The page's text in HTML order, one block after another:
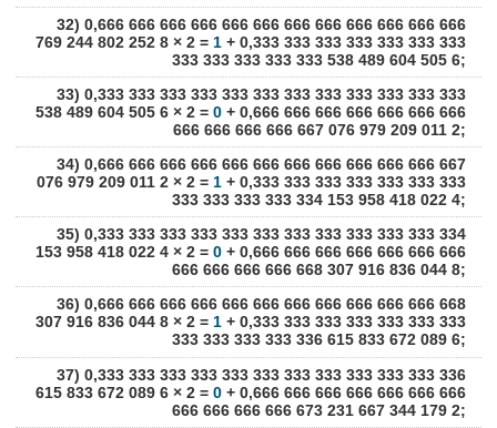
32) 0,666 666 666 666 666 666 666 666 666 666 666 666
769 244 802 252 8 × 2 = 1+ 0,333 333 333 333 333 333 333
333 333 333 333 333 538 489 604 505 6;
33) 0,333 333 333 333 333 333 333 333 333 333 333 333
538 489 604 505 6 × 2 = 0+ 0,666 666 666 666 666 666 666
666 666 666 666 667 076 979 209 011 2;
34) 0,666 666 666 666 666 666 666 666 666 666 666 667
076 979 209 011 2 × 2 = 1+ 0,333 333 333 333 333 333 333
333 333 333 333 334 153 958 418 022 4;
35) 0,333 333 333 333 333 333 333 333 333 333 333 334
153 958 418 022 4 × 2 = 0+ 0,666 666 666 666 666 666 666
666 666 666 666 668 307 916 836 044 8;
36) 0,666 666 666 666 666 666 666 666 666 666 666 668
307 916 836 044 8 × 2 = 1+ 0,333 333 333 333 333 333 333
333 333 333 333 336 615 833 672 089 6;
37) 0,333 333 333 333 333 333 333 333 333 333 333 336
615 833 672 089 6 × 2 = 0+ 0,666 666 666 666 666 666 666
666 666 666 666 673 231 667 344 179 2;